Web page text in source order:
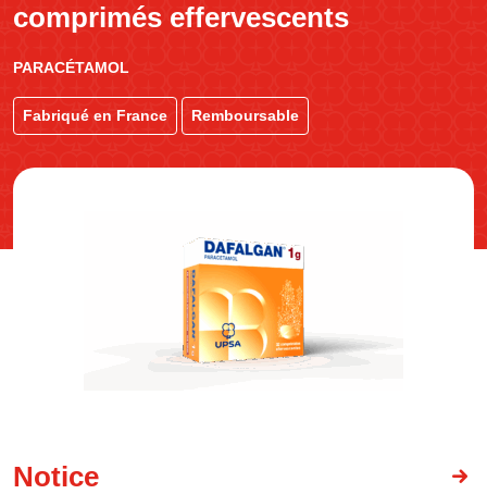
comprimés effervescents
PARACÉTAMOL
Fabriqué en France Remboursable
Notice